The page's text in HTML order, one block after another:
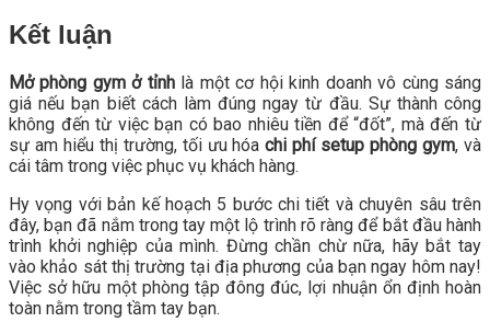
Kết luận
Mở phòng gym ở tỉnhlà một cơ hội kinh doanh vô cùng sáng
giá nếu bạn biết cách làm đúng ngay từ đầu. Sự thành công
không đến từ việc bạn có bao nhiêu tiền để “đốt”, mà đến từ
sự am hiểu thị trường, tối ưu hóachi phí setup phòng gym, và
cái tâm trong việc phục vụ khách hàng.
Hy vọng với bản kế hoạch 5 bước chi tiết và chuyên sâu trên
đây, bạn đã nắm trong tay một lộ trình rõ ràng để bắt đầu hành
trình khởi nghiệp của mình. Đừng chần chừ nữa, hãy bắt tay
vào khảo sát thị trường tại địa phương của bạn ngay hôm nay!
Việc sở hữu một phòng tập đông đúc, lợi nhuận ổn định hoàn
toàn nằm trong tầm tay bạn.